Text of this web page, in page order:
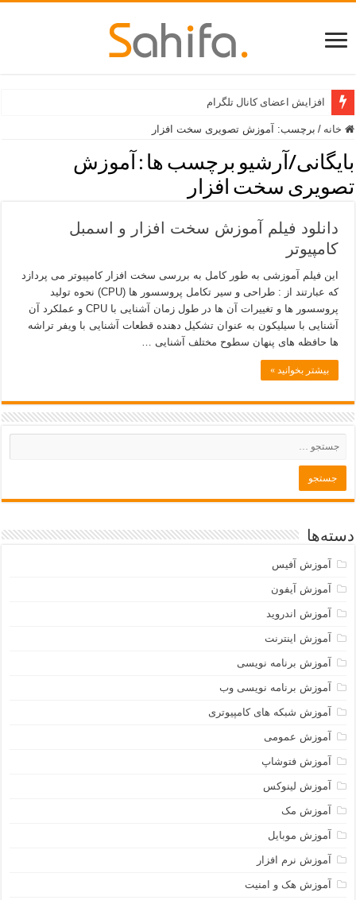
افزایش اعضای کانال تلگرام
خانه / برچسب: آموزش تصویری سخت افزار
بایگانی/آرشیو برچسب ها : آموزش
تصویری سخت افزار
دانلود فیلم آموزش سخت افزار و اسمبل
کامپیوتر
این فیلم آموزشی به طور کامل به بررسی سخت افزار کامپیوتر می پردازد
که عبارتند از : طراحی و سیر تکامل پروسسور ها (CPU) نحوه تولید
پروسسور ها و تغییرات آن ها در طول زمان آشنایی با CPU و عملکرد آن
آشنایی با سیلیکون به عنوان تشکیل دهنده قطعات آشنایی با ویفر تراشه
ها حافظه های پنهان سطوح مختلف آشنایی …
بیشتر بخوانید »
دسته‌ها
آموزش آفیس
آموزش آیفون
آموزش اندروید
آموزش اینترنت
آموزش برنامه نویسی
آموزش برنامه نویسی وب
آموزش شبکه های کامپیوتری
آموزش عمومی
آموزش فتوشاپ
آموزش لینوکس
آموزش مک
آموزش موبایل
آموزش نرم افزار
آموزش هک و امنیت